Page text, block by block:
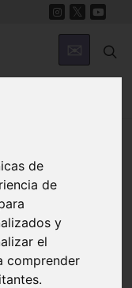
de
de
y
el
comprender
fotografías